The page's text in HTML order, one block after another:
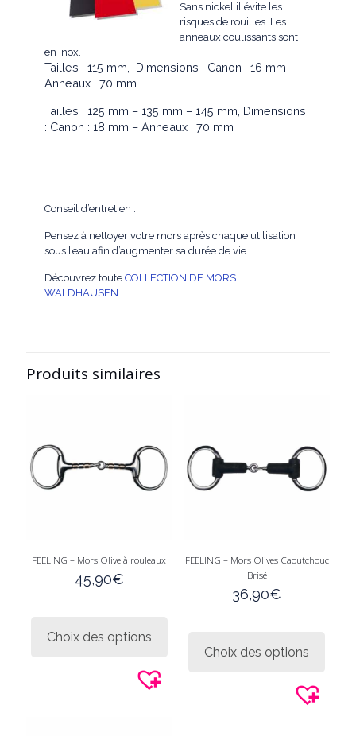
Sans nickel il évite les
risques de rouilles. Les
anneaux coulissants sont
en inox.
Tailles : 115 mm, Dimensions : Canon : 16 mm –
Anneaux : 70 mm
Tailles :125 mm – 135 mm – 145 mm, Dimensions
: Canon : 18 mm – Anneaux : 70 mm
Conseil d’entretien :
Pensez à nettoyer votre mors après chaque utilisation
sous l’eau afin d’augmenter sa durée de vie.
Découvrez touteCOLLECTION DE MORS
WALDHAUSEN !
Produits similaires
FEELING – Mors Olive à rouleaux
45,90€
Choix des options
plusieurs
FEELING – Mors Olives Caoutchouc
Brisé
36,90€
Choix des options